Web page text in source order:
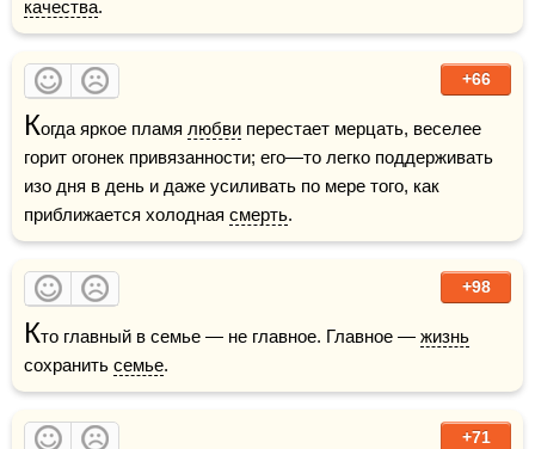
качества.
+66
Когда яркое пламя любви перестает мерцать, веселее
горит огонек привязанности; его—то легко поддерживать
изо дня в день и даже усиливать по мере того, как
приближается холодная смерть.
+98
Кто главный в семье — не главное. Главное — жизнь
сохранить семье.
+71